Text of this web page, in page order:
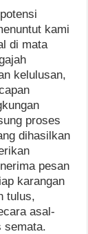
kami
di mata
kelulusan,
proses
dihasilkan
pesan
karangan
tulus,
asal-
semata.